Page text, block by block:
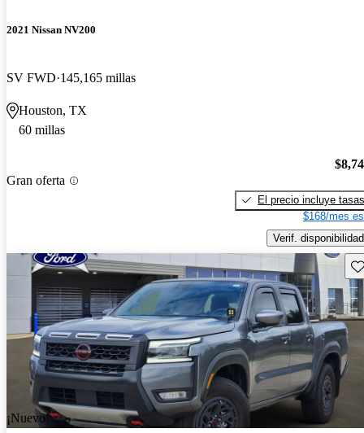
2021 Nissan NV200
SV FWD 145,165 millas
Houston, TX
60 millas
Gran oferta
El precio incluye tasas
$168/mes
Verif. disponibilidad
¡Nuevo!